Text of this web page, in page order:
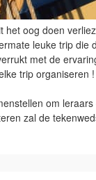
oog doen
leuke trip
met de
trip organiseren !
om
zal de